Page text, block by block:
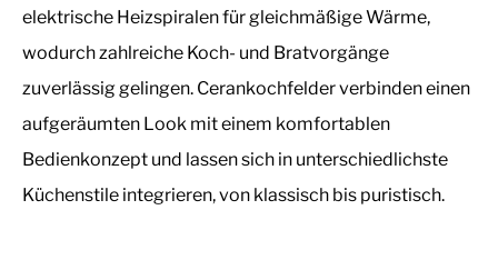
elektrische Heizspiralen für gleichmäßige Wärme,
wodurch zahlreiche Koch- und Bratvorgänge
zuverlässig gelingen. Cerankochfelder verbinden einen
aufgeräumten Look mit einem komfortablen
Bedienkonzept und lassen sich in unterschiedlichste
Küchenstile integrieren, von klassisch bis puristisch.